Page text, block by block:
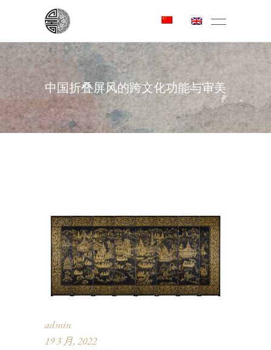
中国折叠屏风的跨文化功能与审美
admin
19 3 月, 2022